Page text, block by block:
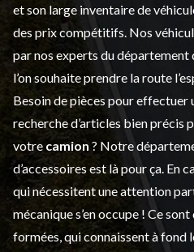
et son large inventaire de
des prix compétitifs. Nos
par nos experts du département
l’on souhaite prendre la route
Besoin de pièces pour effectuer
recherche d’articles bien précis
votre camion ? Notre
d’accessoiresest là pour ça. En
qui nécessitent une attention
mécanique s’en occupe ! Ce
formées, qui connaissent à fond